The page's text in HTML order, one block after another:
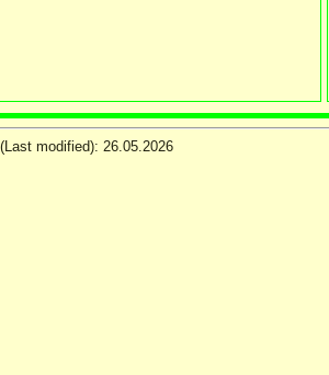
modified): 26.05.2026